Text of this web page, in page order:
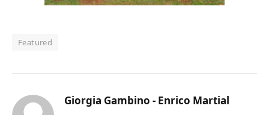
Featured
Giorgia Gambino - Enrico Martial